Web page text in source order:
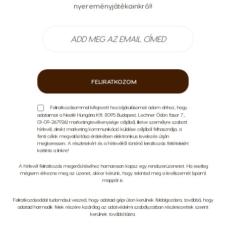
nyereményjátékainkról!
FELIRATKOZOM
Feliratkozásommal kifejezett hozzájárulásomat adom ahhoz, hogy
adataimat a Nestlé Hungária Kft. (1095 Budapest, Lechner Ödön fasor 7.,
01-09-267926) marketingtevékenysége céljából, illetve személyre szabott
hírlevél, direkt marketing kommunikáció küldése céljából felhasználja, a
fenti célok megvalósítása érdekében elektronikus levelezés útján
megkeressen. A részletekért és a hírlevélről történő leiratkozás feltételeiért
kattints a linkre!
A hírlevél feliratkozás megerősítéséhez hamarosan kapsz egy rendszerüzenetet. Ha esetleg
mégsem érkezne meg az üzenet, akkor kérünk, hogy tekintsd meg a levélszemét (spam)
mappát is.
Feliratkozásoddal tudomásul veszed, hogy adataid gépi úton kerülnek feldolgozásra, továbbá, hogy
adataid harmadik felek részére kizárólag az adatvédelmi szabályzatban részletezettek szerint
kerülnek továbbításra.